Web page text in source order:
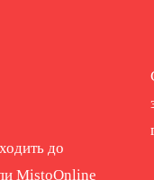
до
MistoOnline